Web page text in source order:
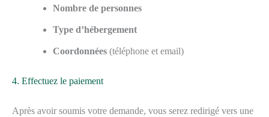
Nombre de personnes
Type d’hébergement
Coordonnées (téléphone et email)
4. Effectuez le paiement
Après avoir soumis votre demande, vous serez redirigé vers une